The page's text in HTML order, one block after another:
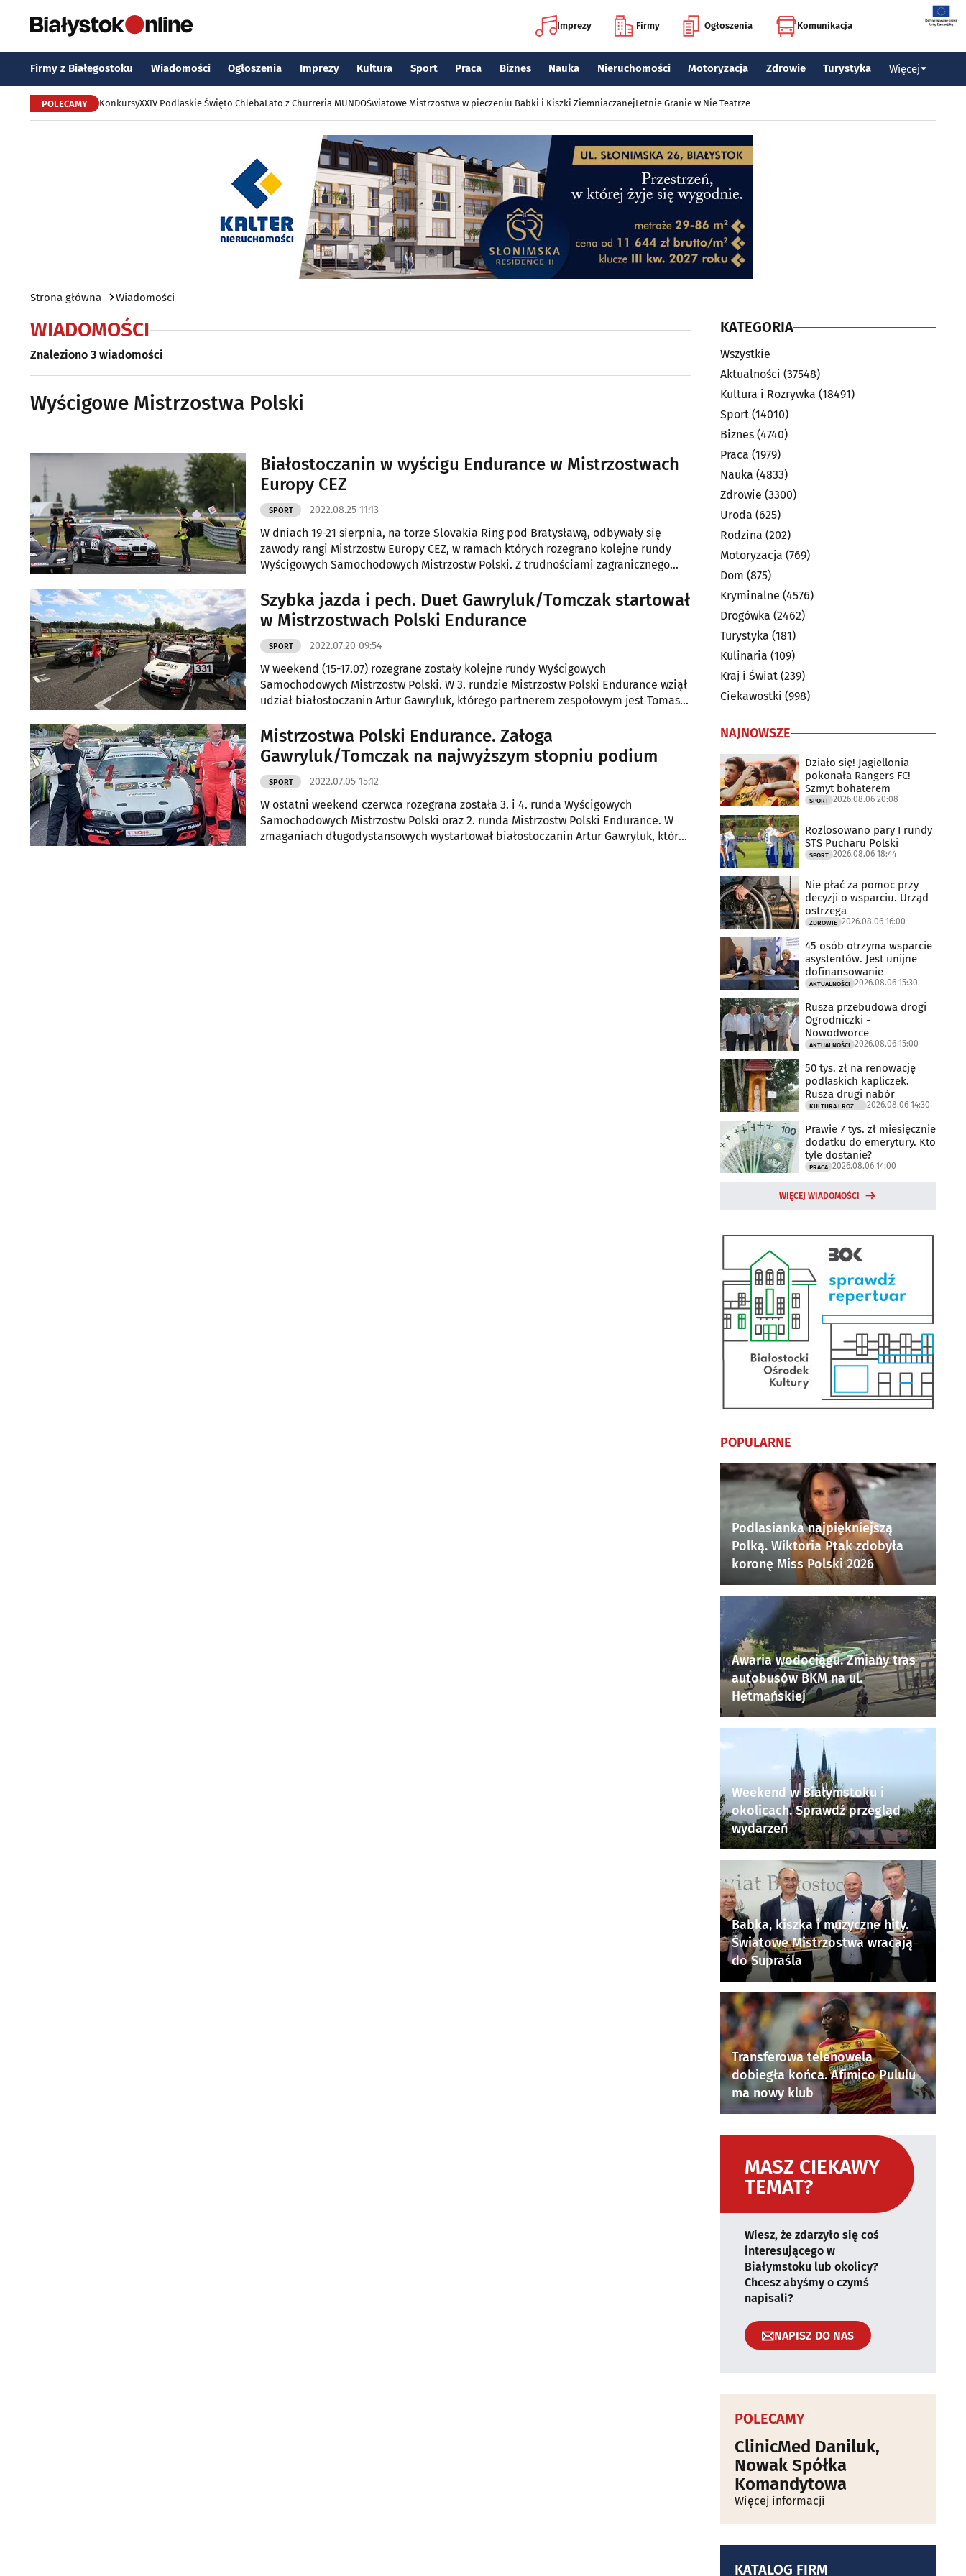
Imprezy Firmy Ogłoszenia Komunikacja
Firmy z Białegostoku Wiadomości Ogłoszenia Imprezy Kultura Sport Praca Biznes Nauka Nieruchomości Motoryzacja Zdrowie Turystyka Więcej
POLECAMY KonkursyXXIV Podlaskie Święto ChlebaLato z Churreria MUNDOŚwiatowe Mistrzostwa w pieczeniu Babki i Kiszki ZiemniaczanejLetnie Granie w Nie Teatrze
Strona główna Wiadomości
WIADOMOŚCI
Znaleziono 3 wiadomości
Wyścigowe Mistrzostwa Polski
Białostoczanin w wyścigu Endurance w Mistrzostwach
Europy CEZ
SPORT 2022.08.25 11:13
W dniach 19-21 sierpnia, na torze Slovakia Ring pod Bratysławą, odbywały się
zawody rangi Mistrzostw Europy CEZ, w ramach których rozegrano kolejne rundy
Wyścigowych Samochodowych Mistrzostw Polski. Z trudnościami zagranicznego
Szybka jazda i pech. Duet Gawryluk/Tomczak startował
w Mistrzostwach Polski Endurance
SPORT 2022.07.20 09:54
W weekend (15-17.07) rozegrane zostały kolejne rundy Wyścigowych
Samochodowych Mistrzostw Polski. W 3. rundzie Mistrzostw Polski Endurance wziął
udział białostoczanin Artur Gawryluk, którego partnerem zespołowym jest Tomasz
Mistrzostwa Polski Endurance. Załoga
Gawryluk/Tomczak na najwyższym stopniu podium
SPORT 2022.07.05 15:12
W ostatni weekend czerwca rozegrana została 3. i 4. runda Wyścigowych
Samochodowych Mistrzostw Polski oraz 2. runda Mistrzostw Polski Endurance. W
zmaganiach długodystansowych wystartował białostoczanin Artur Gawryluk, który
KATEGORIA
Wszystkie
Aktualności (37548)
Kultura i Rozrywka (18491)
Sport (14010)
Biznes (4740)
Praca (1979)
Nauka (4833)
Zdrowie (3300)
Uroda (625)
Rodzina (202)
Motoryzacja (769)
Dom (875)
Kryminalne (4576)
Drogówka (2462)
Turystyka (181)
Kulinaria (109)
Kraj i Świat (239)
Ciekawostki (998)
NAJNOWSZE
Działo się! Jagiellonia
pokonała Rangers FC!
Szmyt bohaterem
SPORT 2026.08.06 20:08
Rozlosowano pary I rundy
STS Pucharu Polski
SPORT 2026.08.06 18:44
Nie płać za pomoc przy
decyzji o wsparciu. Urząd
ostrzega
ZDROWIE 2026.08.06 16:00
45 osób otrzyma wsparcie
asystentów. Jest unijne
dofinansowanie
AKTUALNOŚCI 2026.08.06 15:30
Rusza przebudowa drogi
Ogrodniczki -
Nowodworce
AKTUALNOŚCI 2026.08.06 15:00
50 tys. zł na renowację
podlaskich kapliczek.
Rusza drugi nabór
2026.08.06 14:30
Prawie 7 tys. zł miesięcznie
dodatku do emerytury. Kto
tyle dostanie?
PRACA 2026.08.06 14:00
WIĘCEJ WIADOMOŚCI
POPULARNE
Podlasianka najpiękniejszą
Polką. Wiktoria Ptak zdobyła
koronę Miss Polski 2026
Awaria wodociągu. Zmiany tras
autobusów BKM na ul.
Hetmańskiej
Weekend w Białymstoku i
okolicach. Sprawdź przegląd
wydarzeń
Babka, kiszka i muzyczne hity.
Światowe Mistrzostwa wracają
do Supraśla
Transferowa telenowela
dobiegła końca. Afimico Pululu
ma nowy klub
MASZ CIEKAWY
TEMAT?
Wiesz, że zdarzyło się coś
interesującego w
Białymstoku lub okolicy?
Chcesz abyśmy o czymś
napisali?
NAPISZ DO NAS
POLECAMY
ClinicMed Daniluk,
Nowak Spółka
Komandytowa
Więcej informacji
KATALOG FIRM